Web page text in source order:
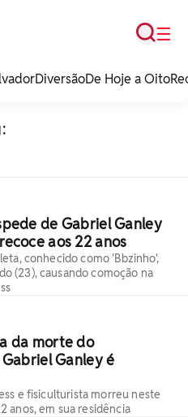
☰
Busca
DiversãoDe Hoje a Oito
de Gabriel Ganley
aos 22 anos
conhecido como 'Bbzinho',
(23), causando comoção na
da morte do
Ganley é
e fisiculturista morreu neste
anos, em sua residência